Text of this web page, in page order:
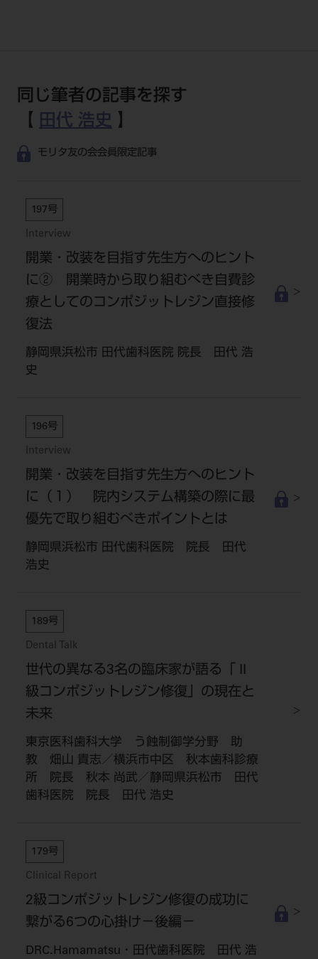
同じ筆者の記事を探す
【 田代 浩史 】
モリタ友の会会員限定記事
197号
Interview
開業・改装を目指す先生方へのヒント
に② 開業時から取り組むべき自費診
療としてのコンポジットレジン直接修
復法
静岡県浜松市 田代歯科医院 院長 田代 浩
史
196号
Interview
開業・改装を目指す先生方へのヒント
に（１） 院内システム構築の際に最
優先で取り組むべきポイントとは
静岡県浜松市 田代歯科医院 院長 田代
浩史
189号
Dental Talk
世代の異なる3名の臨床家が語る「 II
級コンポジットレジン修復」の現在と
未来
東京医科歯科大学 う蝕制御学分野 助
教 畑山 貴志／横浜市中区 秋本歯科診療
所 院長 秋本 尚武／静岡県浜松市 田代
歯科医院 院長 田代 浩史
179号
Clinical Report
2級コンポジットレジン修復の成功に
繋がる6つの心掛け－後編－
DRC.Hamamatsu・田代歯科医院 田代 浩